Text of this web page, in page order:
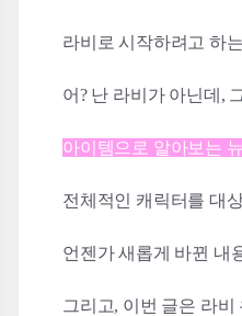
라비로 시작하려고 하
어? 난 라비가 아닌데,
아이템으로 알아보는 뉴
전체적인 캐릭터를 대
언젠가 새롭게 바뀐 내
그리고, 이번 글은 라